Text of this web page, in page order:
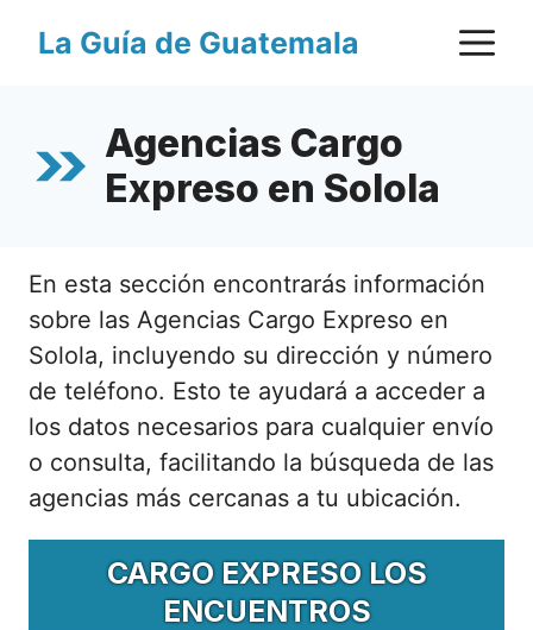
La Guía de Guatemala
Agencias Cargo
Expreso en Solola
En esta sección encontrarás información
sobre las Agencias Cargo Expreso en
Solola, incluyendo su dirección y número
de teléfono. Esto te ayudará a acceder a
los datos necesarios para cualquier envío
o consulta, facilitando la búsqueda de las
agencias más cercanas a tu ubicación.
CARGO EXPRESO LOS
ENCUENTROS